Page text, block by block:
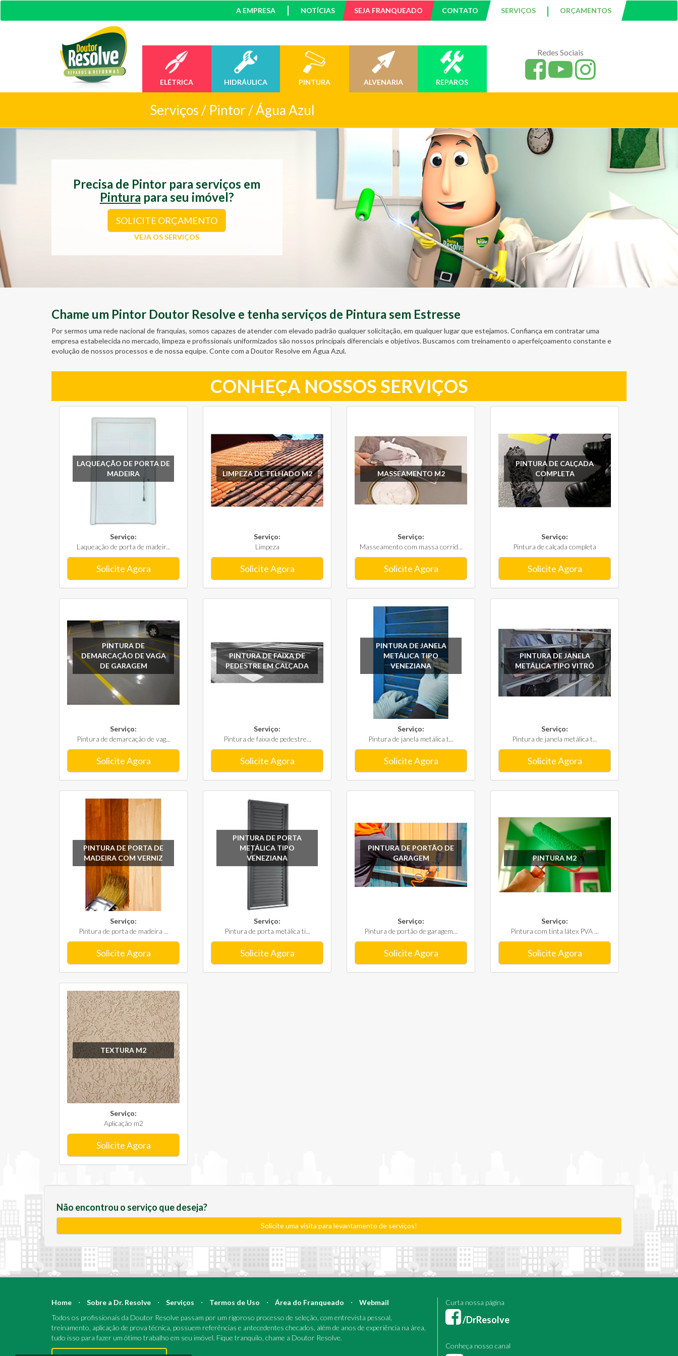
A EMPRESA NOTÍCIAS SEJA FRANQUEADO CONTATO SERVIÇOS | ORÇAMENTOS
ELÉTRICA HIDRÁULICA PINTURA ALVENARIA REPAROS
Redes Sociais
Serviços / Pintor / Água Azul
Precisa de Pintor para serviços em
Pintura para seu imóvel?
SOLICITE ORÇAMENTO
VEJA OS SERVIÇOS
Chame um Pintor Doutor Resolve e tenha serviços de Pintura sem Estresse
Por sermos uma rede nacional de franquias, somos capazes de atender com elevado padrão qualquer solicitação, em qualquer lugar que estejamos. Confiança em contratar uma
empresa estabelecida no mercado, limpeza e profissionais uniformizados são nossos principais diferenciais e objetivos. Buscamos com treinamento o aperfeiçoamento constante e
evolução de nossos processos e de nossa equipe. Conte com a Doutor Resolve em Água Azul.
CONHEÇA NOSSOS SERVIÇOS
LAQUEAÇÃO DE PORTA DE
MADEIRA
Serviço:
Laqueação de porta de madeir...
Solicite Agora
LIMPEZA DE TELHADO M2
Serviço:
Limpeza
Solicite Agora
MASSEAMENTO M2
Serviço:
Masseamento com massa corrid...
Solicite Agora
PINTURA DE CALÇADA
COMPLETA
Serviço:
Pintura de calçada completa
Solicite Agora
PINTURA DE
DEMARCAÇÃO DE VAGA
DE GARAGEM
Serviço:
Pintura de demarcação de vag...
Solicite Agora
PINTURA DE FAIXA DE
PEDESTRE EM CALÇADA
Serviço:
Pintura de faixa de pedestre...
Solicite Agora
PINTURA DE JANELA
METÁLICA TIPO
VENEZIANA
Serviço:
Pintura de janela metálica t...
Solicite Agora
PINTURA DE JANELA
METÁLICA TIPO VITRÔ
Serviço:
Pintura de janela metálica t...
Solicite Agora
PINTURA DE PORTA DE
MADEIRA COM VERNIZ
Serviço:
Pintura de porta de madeira ...
Solicite Agora
PINTURA DE PORTA
METÁLICA TIPO
VENEZIANA
Serviço:
Pintura de porta metálica ti...
Solicite Agora
PINTURA DE PORTÃO DE
GARAGEM
Serviço:
Pintura de portão de garagem...
Solicite Agora
PINTURA M2
Serviço:
Pintura com tinta látex PVA ...
Solicite Agora
TEXTURA M2
Serviço:
Aplicação m2
Solicite Agora
Não encontrou o serviço que deseja?
Solicite uma visita para levantamento de serviços!
Home ⋅ Sobre a Dr. Resolve ⋅ Serviços ⋅ Termos de Uso ⋅ Área do Franqueado ⋅
Webmail
Todos os profissionais da Doutor Resolve passam por um rigoroso processo de seleção, com entrevista pessoal,
treinamento, aplicação de prova técnica, possuem referências e antecedentes checados, além de anos de experiência na área,
tudo isso para fazer um ótimo trabalho em seu imóvel. Fique tranquilo, chame a Doutor Resolve.
Curta nossa página
/DrResolve
Conheça nosso canal